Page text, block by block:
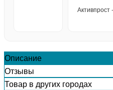
Активпрост
Описание
Отзывы
Товар в других городах